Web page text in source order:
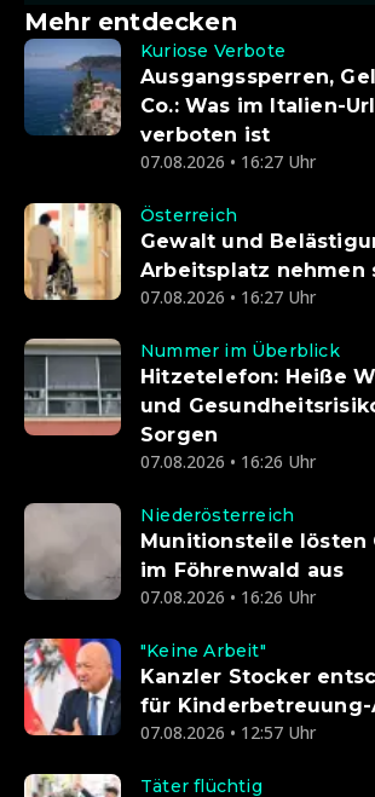
Mehr entdecken
Kuriose Verbote
Ausgangssperren,
Co.: Was im Italien-
verboten ist
07.08.2026 • 16:27 Uhr
Österreich
Gewalt und
Arbeitsplatz nehmen
07.08.2026 • 16:27 Uhr
Nummer im Überblick
Hitzetelefon: Heiße
und
Sorgen
07.08.2026 • 16:26 Uhr
Niederösterreich
Munitionsteile lösten
im Föhrenwald aus
07.08.2026 • 16:26 Uhr
"Keine Arbeit"
Kanzler Stocker
für Kinderbetreuung-
07.08.2026 • 12:57 Uhr
Täter flüchtig